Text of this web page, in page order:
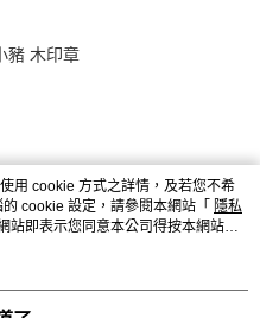
豬 木印章
用 cookie 方式之詳情，及若您不希
cookie 設定，請參閱本網站「 隱私
站即表示您同意本公司得按本網站使